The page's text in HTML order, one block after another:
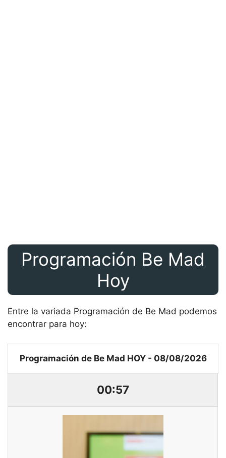
Programación Be Mad
Hoy
Entre la variada Programación de Be Mad podemos
encontrar para hoy:
Programación de Be Mad HOY - 08/08/2026
00:57